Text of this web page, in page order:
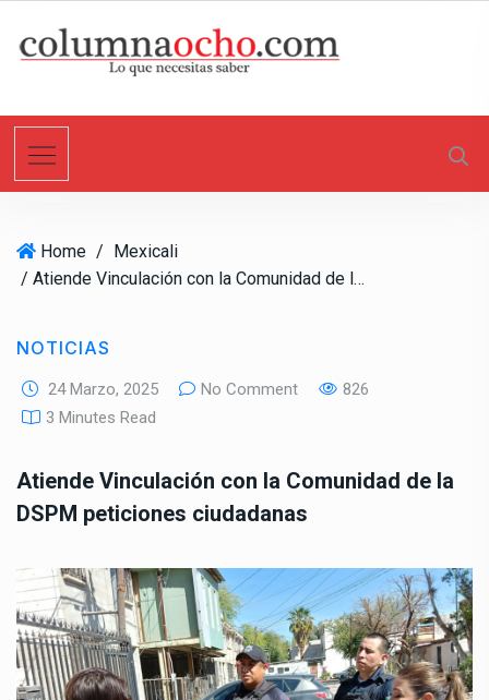
t
Home / Mexicali
/ Atiende Vinculación con la Comunidad de la DSPM peticiones ciudadanas
NOTICIAS
24 Marzo, 2025 No Comment
826
3 Minutes Read
Atiende Vinculación con la Comunidad de la
DSPM peticiones ciudadanas